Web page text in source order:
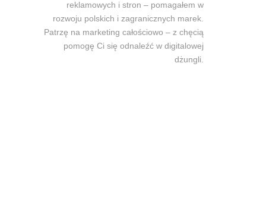
reklamowych i stron – pomagałem w
rozwoju polskich i zagranicznych marek.
Patrzę na marketing całościowo – z chęcią
pomogę Ci się odnaleźć w digitalowej
dżungli.